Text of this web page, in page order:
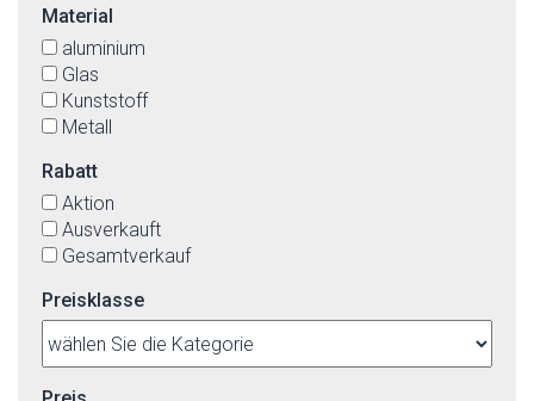
Material
aluminium
Glas
Kunststoff
Metall
Rabatt
Aktion
Ausverkauft
Gesamtverkauf
Preisklasse